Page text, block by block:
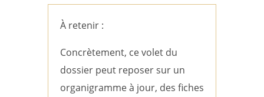
À retenir :
Concrètement, ce volet du
dossier peut reposer sur un
organigramme à jour, des fiches